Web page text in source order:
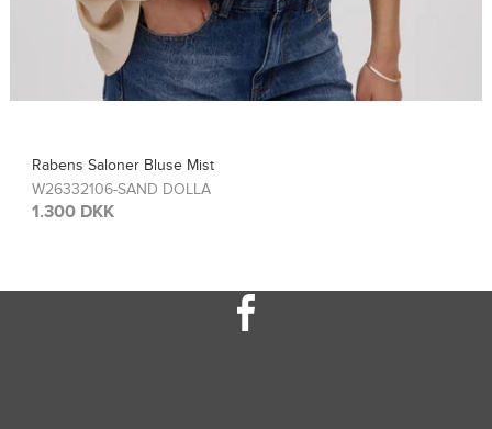
Rabens Saloner Top Sinem
W26308115-FRENCH TOA